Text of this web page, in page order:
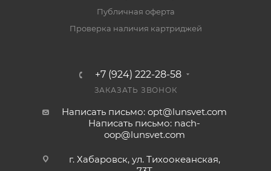
Публичная оферта
Проверка наличия картриджей
+7 (924) 222-28-58
ЗАКАЗАТЬ ЗВОНОК
Написать письмо: opt@lunsvet.com
Написать письмо: nach-
oop@lunsvet.com
г. Хабаровск, ул. Тихоокеанская,